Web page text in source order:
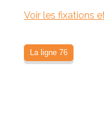
Voir les fixations
La ligne 76